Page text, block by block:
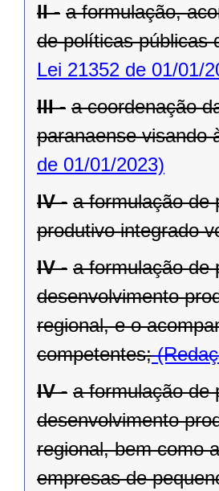
II - a formulação,
de políticas públicas
Lei 21352 de 01/01/
III - a coordenação
paranaense visando
de 01/01/2023)
IV - a formulação de
produtivo integrado
IV - a formulação de
desenvolvimento
regional, e o
competentes;
IV - a formulação de
desenvolvimento
regional, bem como
empresas de